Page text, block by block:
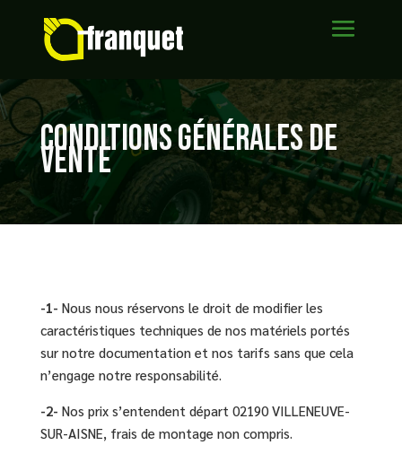
CONDITIONS GÉNÉRALES DE
VENTE
-1- Nous nous réservons le droit de modifier les
caractéristiques techniques de nos matériels portés
sur notre documentation et nos tarifs sans que cela
n’engage notre responsabilité.
-2- Nos prix s’entendent départ 02190 VILLENEUVE-
SUR-AISNE, frais de montage non compris.